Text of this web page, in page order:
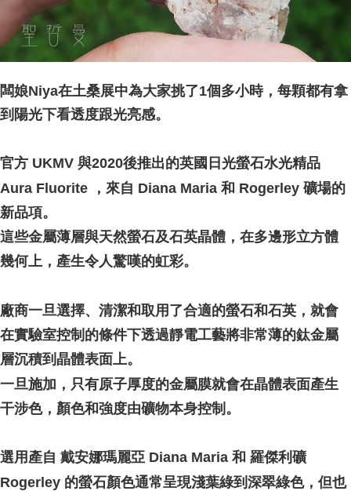
闆娘Niya在土桑展中為大家挑了1個多小時，每顆都有拿
到陽光下看透度跟光亮感。
官方 UKMV 與2020後推出的英國日光螢石水光精品
Aura Fluorite ，來自 Diana Maria 和 Rogerley 礦場的
新品項。
這些金屬薄層與天然螢石及石英晶體，在多邊形立方體
幾何上，產生令人驚嘆的虹彩。
廠商一旦選擇、清潔和取用了合適的螢石和石英，就會
在實驗室控制的條件下透過靜電工藝將非常薄的鈦金屬
層沉積到晶體表面上。
一旦施加，只有原子厚度的金屬膜就會在晶體表面產生
干涉色，顏色和強度由礦物本身控制。
選用產自 戴安娜瑪麗亞 Diana Maria 和 羅傑利礦
Rogerley 的螢石顏色通常呈現淺葉綠到深翠綠色，但也